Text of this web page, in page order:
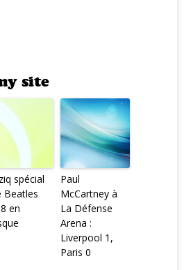
site
spécial
Beatles
en
Paul
McCartney à
La Défense
Arena :
Liverpool 1,
Paris 0